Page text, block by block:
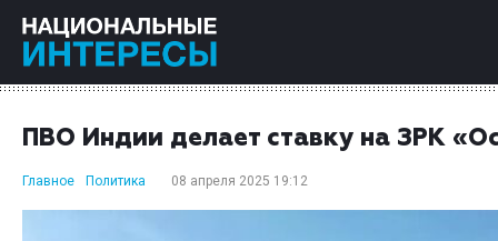
ПВО Индии делает ставку на ЗРК
Главное Политика 08 апреля 2025 19:12